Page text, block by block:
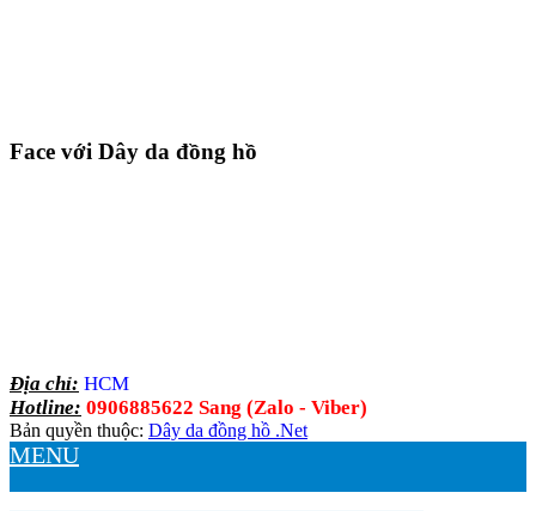
Face với Dây da đồng hồ
Địa chỉ: HCM
Hotline: 0906885622 Sang (Zalo - Viber)
Bản quyền thuộc: Dây da đồng hồ .Net
MENU